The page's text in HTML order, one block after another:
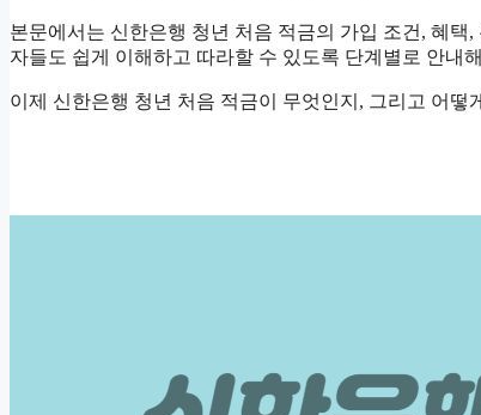
본문에서는 신한은행 청년 처음 적금의 가입 조건, 혜
자들도 쉽게 이해하고 따라할 수 있도록 단계별로 안내
이제 신한은행 청년 처음 적금이 무엇인지, 그리고 어